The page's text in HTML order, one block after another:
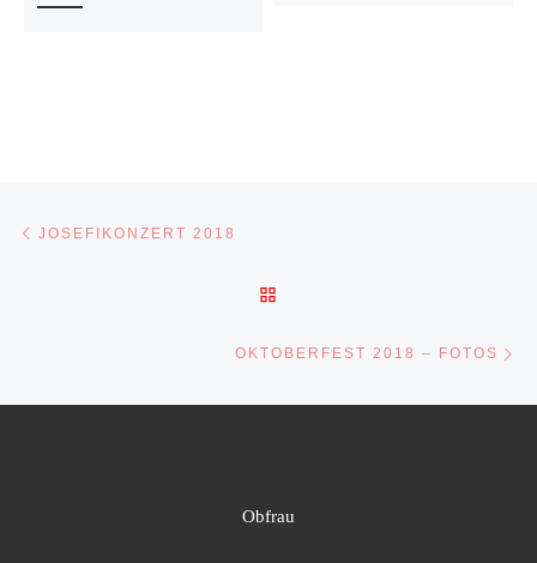
Beitragsnavigation
JOSEFIKONZERT 2018
OKTOBERFEST 2018 – FOTOS
Obfrau